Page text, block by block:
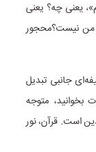
یعنی چه؟ یعنی
من نیست؟محجور
جانبی تبدیل
بخوانید، متوجه
است. قرآن، نور